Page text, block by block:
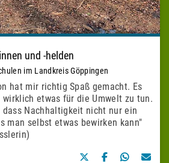
und -helden
im Landkreis Göppingen
hat mir richtig Spaß gemacht. Es
wirklich etwas für die Umwelt zu tun.
dass Nachhaltigkeit nicht nur ein
man selbst etwas bewirken kann"